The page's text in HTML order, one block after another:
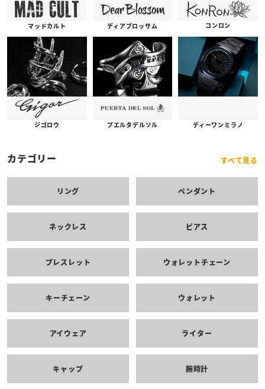
マッドカルト ディアブロッサム コンロン
ジゴロウ プエルタデルソル ディーワンミラノ
カテゴリー すべて見る
リング ペンダント
ネックレス ピアス
ブレスレット ウォレットチェーン
キーチェーン ウォレット
アイウェア ライター
キャップ 腕時計